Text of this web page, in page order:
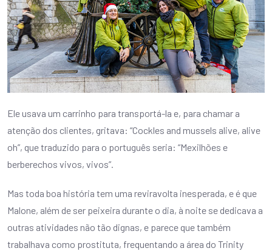
Ele usava um carrinho para transportá-la e, para chamar a
atenção dos clientes, gritava: “Cockles and mussels alive, alive
oh”, que traduzido para o português seria: “Mexilhões e
berberechos vivos, vivos”.
Mas toda boa história tem uma reviravolta inesperada, e é que
Malone, além de ser peixeira durante o dia, à noite se dedicava a
outras atividades não tão dignas, e parece que também
trabalhava como prostituta, frequentando a área do Trinity